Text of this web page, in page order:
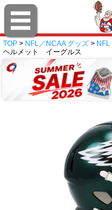
TOP > NFL／NCAA グッズ > NFL
ヘルメット イーグルス